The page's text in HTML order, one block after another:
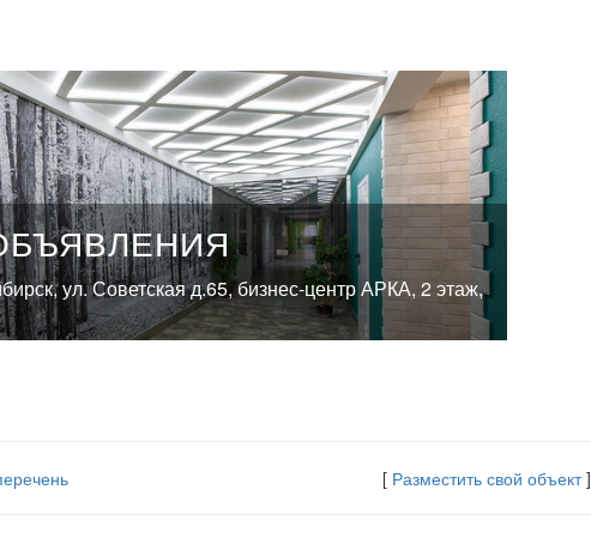
ул. Советская д.65, бизнес-центр АРКА, 2 этаж,
[ Разместить свой объект]